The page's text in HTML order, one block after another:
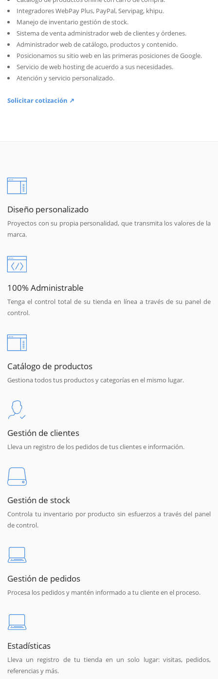
Integradores WebPay Plus, PayPal, Servipag, khipu.
Manejo de inventario gestión de stock.
Sistema de venta administrador web de clientes y órdenes.
Administrador web de catálogo, productos y contenido.
Posicionamos su sitio web en las primeras posiciones de Google.
Servicio de web hosting de acuerdo a sus necesidades.
Atención y servicio personalizado.
Solicitar cotización ↗
Diseño personalizado
Proyectos con su propia personalidad, que transmita los valores de la
marca.
100% Administrable
Tenga el control total de su tienda en línea a través de su panel de
control.
Catálogo de productos
Gestiona todos tus productos y categorías en el mismo lugar.
Gestión de clientes
Lleva un registro de los pedidos de tus clientes e información.
Gestión de stock
Controla tu inventario por producto sin esfuerzos a través del panel
de control.
Gestión de pedidos
Procesa los pedidos y mantén informado a tu cliente en el proceso.
Estadísticas
Lleva un registro de tu tienda en un solo lugar: visitas, pedidos,
referencias y más.